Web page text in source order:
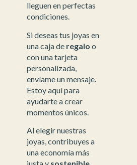
lleguen en perfectas
condiciones.
Si deseas tus joyas en
una caja de regalo o
con una tarjeta
personalizada,
envíame un mensaje.
Estoy aquí para
ayudarte a crear
momentos únicos.
Al elegir nuestras
joyas, contribuyes a
una economía más